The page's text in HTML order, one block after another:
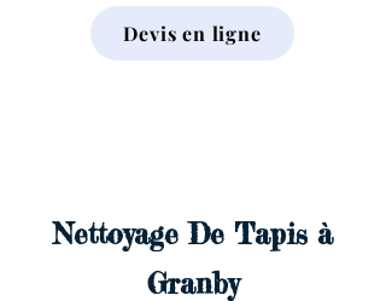
Devis en ligne
Nettoyage De Tapis à
Granby